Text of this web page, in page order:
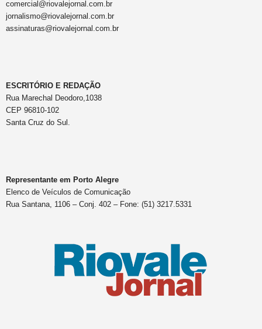
comercial@riovalejornal.com.br
jornalismo@riovalejornal.com.br
assinaturas@riovalejornal.com.br
ESCRITÓRIO E REDAÇÃO
Rua Marechal Deodoro,1038
CEP 96810-102
Santa Cruz do Sul.
Representante em Porto Alegre
Elenco de Veículos de Comunicação
Rua Santana, 1106 – Conj. 402 – Fone: (51) 3217.5331